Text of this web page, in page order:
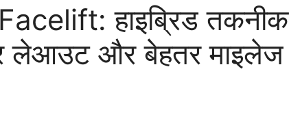
हाइब्रिड तकनीक
लेआउट और बेहतर माइलेज